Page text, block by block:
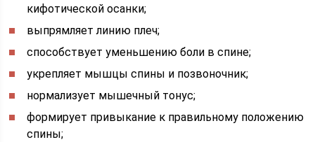
кифотической осанки;
выпрямляет линию плеч;
способствует уменьшению боли в спине;
укрепляет мышцы спины и позвоночник;
нормализует мышечный тонус;
формирует привыкание к правильному положению
спины;